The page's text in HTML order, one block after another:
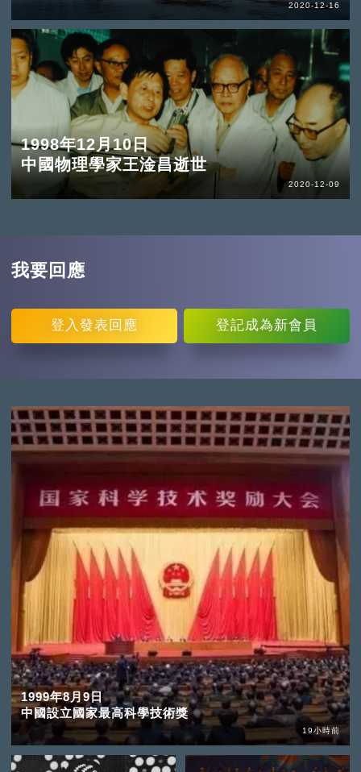
2020-12-16
1998年12月10日
中國物理學家王淦昌逝世
2020-12-09
我要回應
登入 發表回應 登記成為新會員
1999年8月9日
中國設立國家最高科學技術獎
19小時前